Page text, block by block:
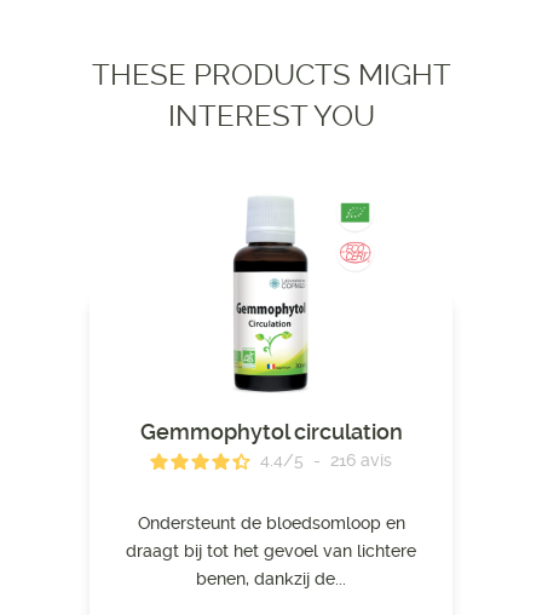
THESE PRODUCTS MIGHT
INTEREST YOU
Gemmophytol circulation
4.4/5 - 216 avis
Ondersteunt de bloedsomloop en
draagt ​​bij tot het gevoel van lichtere
benen, dankzij de...